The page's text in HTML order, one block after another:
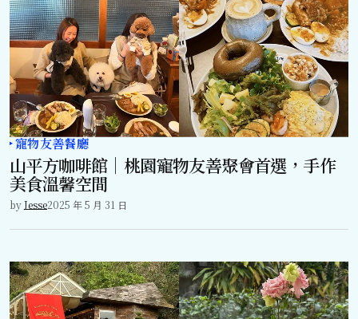
寵物友善餐廳
山平方咖啡館｜桃園寵物友善聚會首選，手作
美食溫馨空間
byJesse2025 年 5 月 31 日